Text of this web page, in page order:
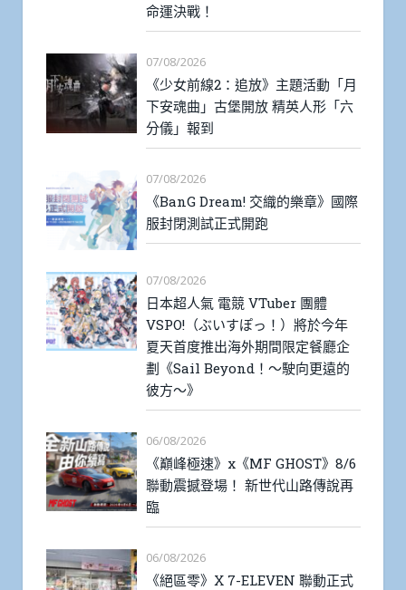
命運決戰！
07/08/2026
《少女前線2：追放》主題活動「月
下安魂曲」古堡開放 精英人形「六
分儀」報到
07/08/2026
《BanG Dream! 交織的樂章》國際
服封閉測試正式開跑
07/08/2026
日本超人氣 電競 VTuber 團體
VSPO!（ぶいすぽっ！）將於今年
夏天首度推出海外期間限定餐廳企
劃《Sail Beyond！～駛向更遠的
彼方～》
06/08/2026
《巔峰極速》x《MF GHOST》8/6
聯動震撼登場！ 新世代山路傳說再
臨
06/08/2026
《絕區零》X 7-ELEVEN 聯動正式